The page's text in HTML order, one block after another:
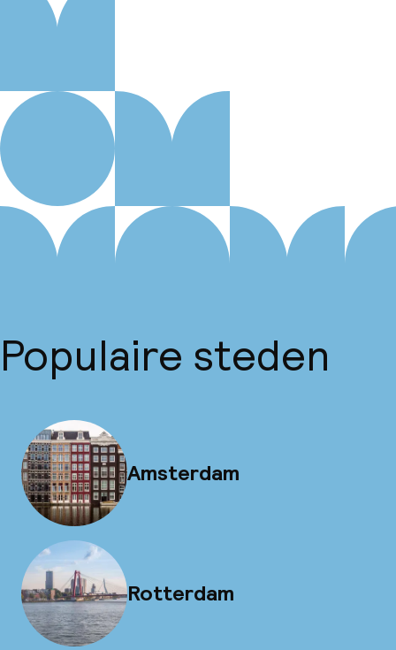
Populaire steden
Amsterdam
Rotterdam